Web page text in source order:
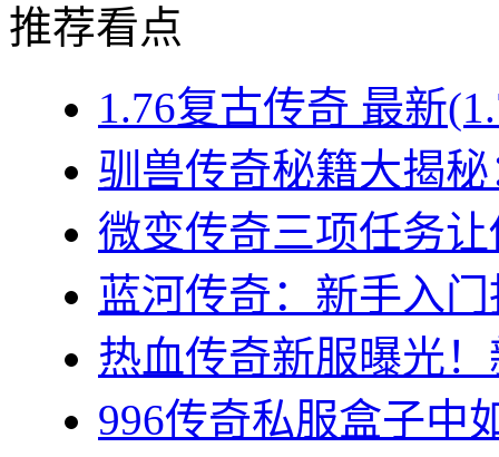
推荐看点
1.76复古传奇 最新
驯兽传奇秘籍大揭
微变传奇三项任务
蓝河传奇：新手入
热血传奇新服曝光
996传奇私服盒子中